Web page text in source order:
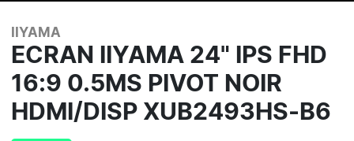
IIYAMA
ECRAN IIYAMA 24" IPS FHD
16:9 0.5MS PIVOT NOIR
HDMI/DISP XUB2493HS-B6